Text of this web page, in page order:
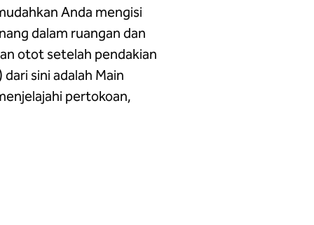
Anda mengisi
dalam ruangan dan
otot setelah pendakian
sini adalah Main
pertokoan,